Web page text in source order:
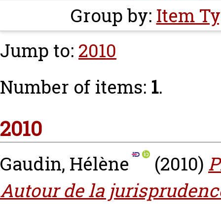
Group by: Item
Jump to: 2010
Number of items: 1.
2010
Gaudin, Hélène (2010)
Autour de la